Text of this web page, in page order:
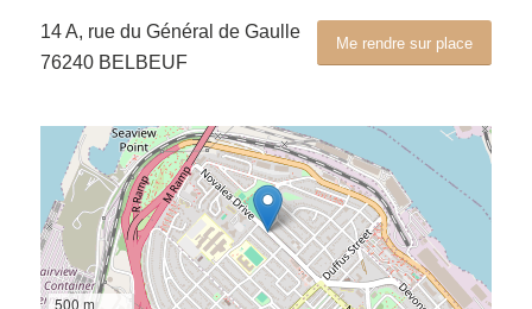
Me rendre sur place
14 A, rue du Général de Gaulle
76240 BELBEUF
500 m